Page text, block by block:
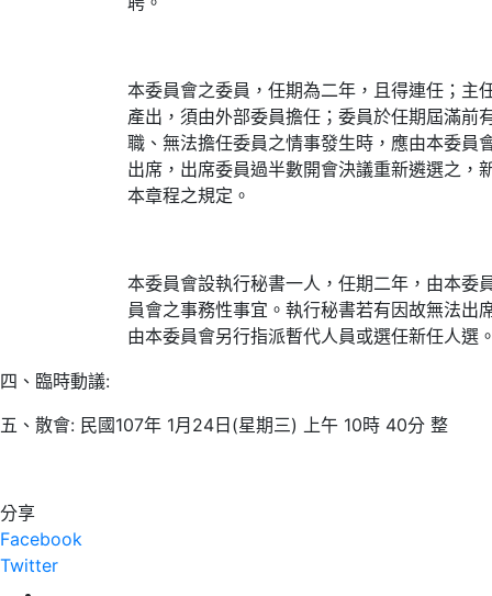
本委員會之委員，任期為二年，且得連任；主
產出，須由外部委員擔任；委員於任期屆滿前
職、無法擔任委員之情事發生時，應由本委員
出席，出席委員過半數開會決議重新遴選之，
本章程之規定。
本委員會設執行秘書一人，任期二年，由本委
員會之事務性事宜。執行秘書若有因故無法出
由本委員會另行指派暫代人員或選任新任人選
四、臨時動議:
五、散會: 民國107年 1月24日(星期三) 上午 10時 40分 整
分享
Facebook
Twitter